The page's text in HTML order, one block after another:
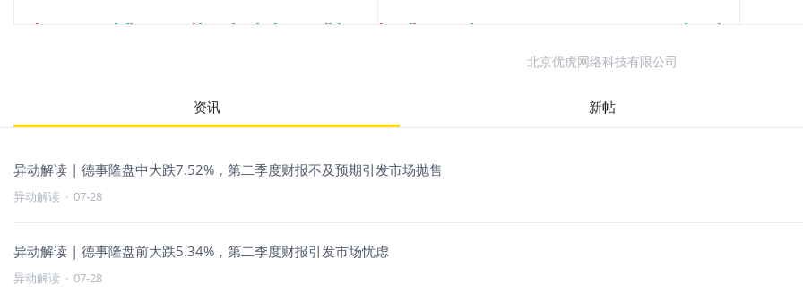
北京优虎网络科技有限公司
资讯 新帖
异动解读 | 德事隆盘中大跌7.52%，第二季度财报不及预期引发市场抛售
异动解读 · 07-28
异动解读 | 德事隆盘前大跌5.34%，第二季度财报引发市场忧虑
异动解读 · 07-28